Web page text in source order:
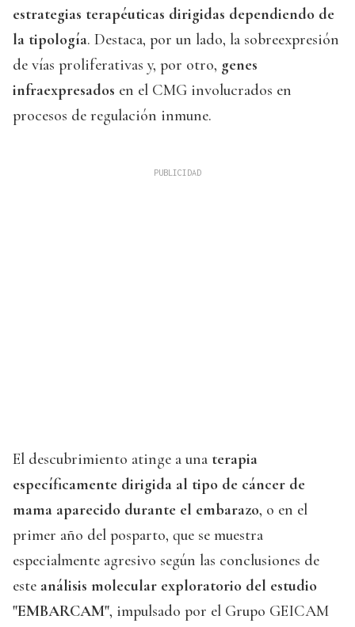
estrategias terapéuticas dirigidas dependiendo de
la tipología. Destaca, por un lado, la sobreexpresión
de vías proliferativas y, por otro, genes
infraexpresados en el CMG involucrados en
procesos de regulación inmune.
El descubrimiento atinge a una terapia
específicamente dirigida al tipo de cáncer de
mama aparecido durante el embarazo, o en el
primer año del posparto, que se muestra
especialmente agresivo según las conclusiones de
este análisis molecular exploratorio del estudio
"EMBARCAM", impulsado por el Grupo GEICAM